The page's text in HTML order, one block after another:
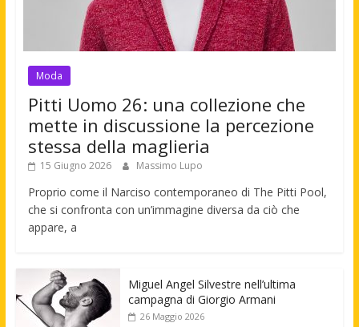
Moda
Pitti Uomo 26: una collezione che
mette in discussione la percezione
stessa della maglieria
15 Giugno 2026 Massimo Lupo
Proprio come il Narciso contemporaneo di The Pitti Pool,
che si confronta con un’immagine diversa da ciò che
appare, a
Miguel Angel Silvestre nell’ultima
campagna di Giorgio Armani
26 Maggio 2026